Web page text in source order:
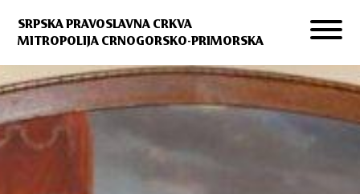
SRPSKA PRAVOSLAVNA CRKVA
MITROPOLIJA CRNOGORSKO-PRIMORSKA